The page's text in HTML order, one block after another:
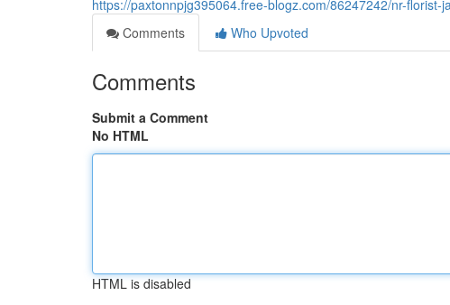
https://paxtonnpjg395064.free-blogz.com/86247242/nr-
Comments
Who Upvoted
Comments
Submit a Comment
No HTML
HTML is disabled